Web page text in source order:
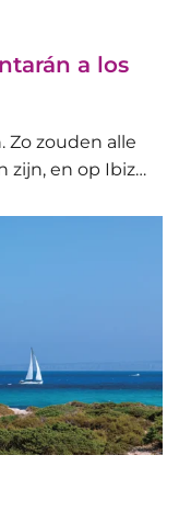
a los
Zo zouden alle
zijn, en op Ibiz…